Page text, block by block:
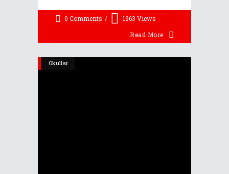
0 Comments 1963 Views
Read More
Okullar